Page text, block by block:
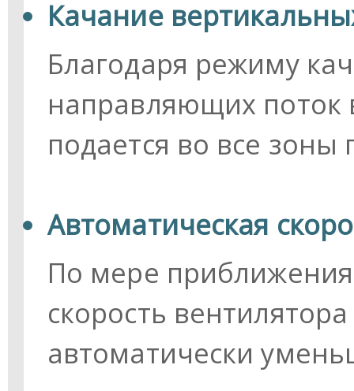
Качание
Благодаря режиму
направляющих поток
подается во все
Автоматическая
По мере
скорость
автоматически